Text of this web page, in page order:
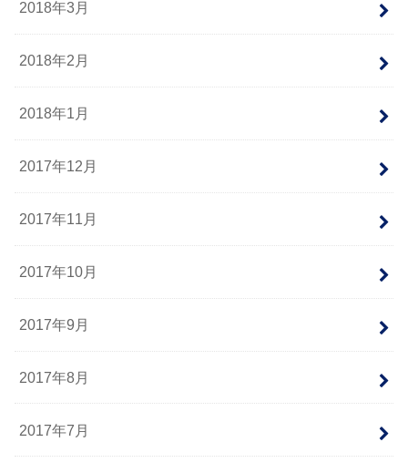
2018年3月
2018年2月
2018年1月
2017年12月
2017年11月
2017年10月
2017年9月
2017年8月
2017年7月